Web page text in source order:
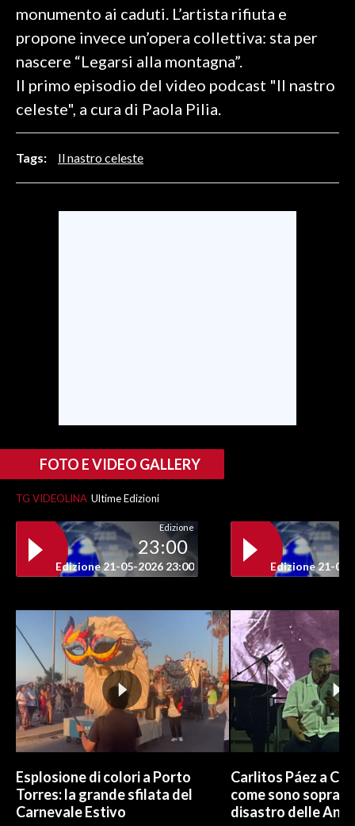
TENNIS
ALTRI SPORT
INSULARITÀ
INFO AZIENDE
ABBONATI
PUBBLICITÀ
SPIAGGE
STORE
monumento ai caduti. L’artista rifiuta e
propone invece un’opera collettiva: sta per
nascere “Legarsi alla montagna”.
Il primo episodio del video podcast "Il nastro
celeste", a cura di Paola Pilia.
Tags: Il nastro celeste
FOTO E VIDEO GALLERY
TG VIDEOLINA Ultime Edizioni
Edizione
23:00
Edizione 21-05-2026 23:00 Edizione 21-05-
Esplosione di colori a Porto
Torres: la grande sfilata del
Carnevale Estivo
Carlitos Páez a
come sono
disastro delle